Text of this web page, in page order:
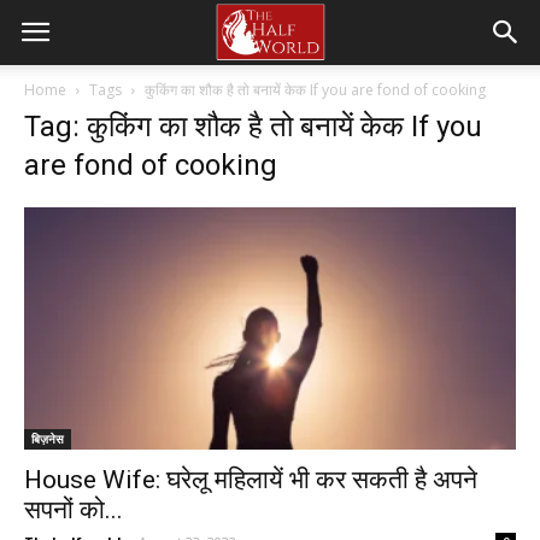
Home Tags कुकिंग का शौक है तो बनायें केक If you are fond of cooking
Tag: कुकिंग का शौक है तो बनायें केक If you
are fond of cooking
बिज़नेस
House Wife: घरेलू महिलायें भी कर सकती है अपने
सपनों को...